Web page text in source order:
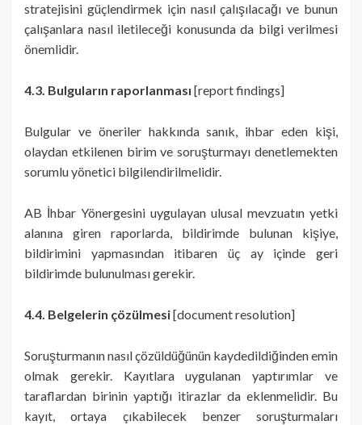
stratejisini güçlendirmek için nasıl çalışılacağı ve bunun
çalışanlara nasıl iletileceği konusunda da bilgi verilmesi
önemlidir.
4.3. Bulguların raporlanması [report findings]
Bulgular ve öneriler hakkında sanık, ihbar eden kişi,
olaydan etkilenen birim ve soruşturmayı denetlemekten
sorumlu yönetici bilgilendirilmelidir.
AB İhbar Yönergesini uygulayan ulusal mevzuatın yetki
alanına giren raporlarda, bildirimde bulunan kişiye,
bildirimini yapmasından itibaren üç ay içinde geri
bildirimde bulunulması gerekir.
4.4. Belgelerin çözülmesi[document resolution]
Soruşturmanın nasıl çözüldüğünün kaydedildiğinden emin
olmak gerekir. Kayıtlara uygulanan yaptırımlar ve
taraflardan birinin yaptığı itirazlar da eklenmelidir. Bu
kayıt, ortaya çıkabilecek benzer soruşturmaları